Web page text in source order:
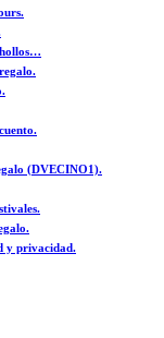
(DVECINO1).
y privacidad.